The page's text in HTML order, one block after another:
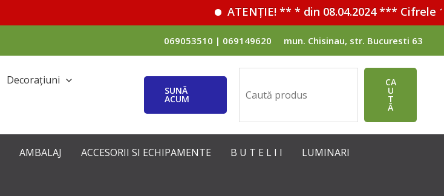
ATENȚIE! ** * din 08.04.2024 *** Cifrele 102
069053510 | 069149620 mun. Chisinau, str. Bucuresti 63
Decorațiuni
SUNĂ
ACUM
CA
U
T
Ă
AMBALAJ ACCESORII SI ECHIPAMENTE B U T E L I I LUMINARI